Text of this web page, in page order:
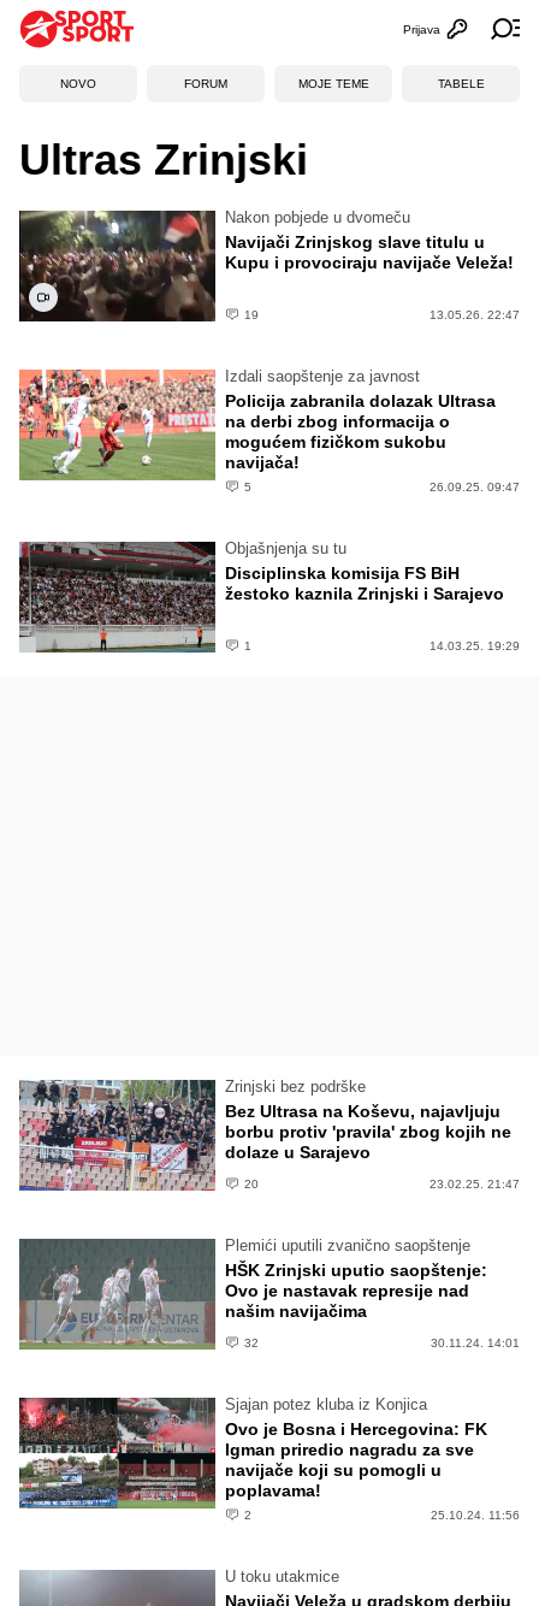
Otvori
Prijava
NOVO FORUM MOJE TEME TABELE
Ultras Zrinjski
Nakon pobjede u dvomeču
Navijači Zrinjskog slave titulu u
Kupu i provociraju navijače Veleža!
19 13.05.26. 22:47
Izdali saopštenje za javnost
Policija zabranila dolazak Ultrasa
na derbi zbog informacija o
mogućem fizičkom sukobu
navijača!
5 26.09.25. 09:47
Objašnjenja su tu
Disciplinska komisija FS BiH
žestoko kaznila Zrinjski i Sarajevo
1 14.03.25. 19:29
Zrinjski bez podrške
Bez Ultrasa na Koševu, najavljuju
borbu protiv 'pravila' zbog kojih ne
dolaze u Sarajevo
20 23.02.25. 21:47
Plemići uputili zvanično saopštenje
HŠK Zrinjski uputio saopštenje:
Ovo je nastavak represije nad
našim navijačima
32 30.11.24. 14:01
Sjajan potez kluba iz Konjica
Ovo je Bosna i Hercegovina: FK
Igman priredio nagradu za sve
navijače koji su pomogli u
poplavama!
2 25.10.24. 11:56
U toku utakmice
Navijači Veleža u gradskom derbiju